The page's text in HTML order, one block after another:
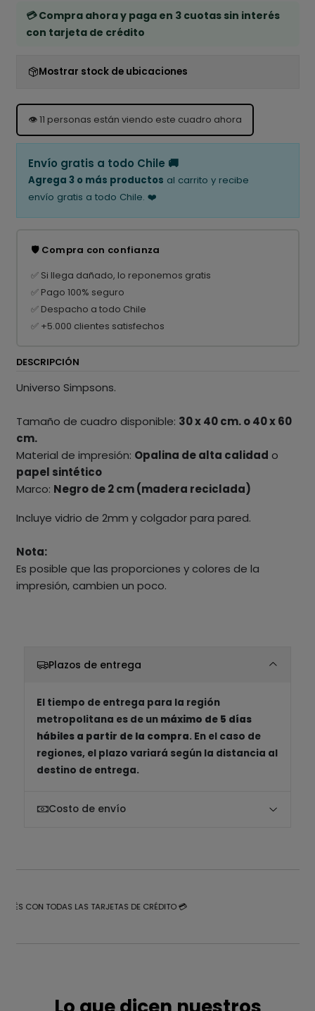
💳 Compra ahora y paga en 3 cuotas sin interés
con tarjeta de crédito
Mostrar stock de ubicaciones
👁️11 personas están viendo este cuadro ahora
Envío gratis a todo Chile 🚚
Agrega 3 o más productos al carrito y recibe
envío gratis a todo Chile. ❤️
🛡️ Compra con confianza
✅ Si llega dañado, lo reponemos gratis
✅ Pago 100% seguro
✅ Despacho a todo Chile
✅ +5.000 clientes satisfechos
DESCRIPCIÓN
Universo Simpsons.
Tamaño de cuadro disponible: 30 x 40 cm. o 40 x 60
cm.
Material de impresión: Opalina de alta calidad o
papel sintético
Marco: Negro de 2 cm (madera reciclada)
Incluye vidrio de 2mm y colgador para pared.
Nota:
Es posible que las proporciones y colores de la
impresión, cambien un poco.
Plazos de entrega
El tiempo de entrega para la región
metropolitana es de un máximo de 5 días
hábiles a partir de la compra. En el caso de
regiones, el plazo variará según la distancia al
destino de entrega.
Costo de envío
CON TODAS LAS TARJETAS DE CRÉDITO 💳